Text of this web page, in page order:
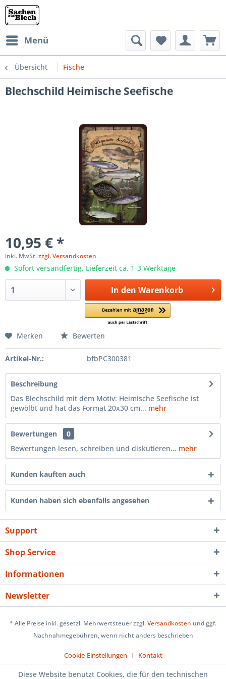
Menü
Übersicht Fische
Blechschild Heimische Seefische
10,95 € *
inkl. MwSt.zzgl. Versandkosten
Sofort versandfertig, Lieferzeit ca. 1-3 Werktage
In den Warenkorb
Merken Bewerten
Artikel-Nr.: bfbPC300381
Beschreibung
Das Blechschild mit dem Motiv: Heimische Seefische ist
gewölbt und hat das Format 20x30 cm... mehr
Bewertungen
0
Bewertungen lesen, schreiben und diskutieren... mehr
Kunden kauften auch
Kunden haben sich ebenfalls angesehen
Support
Shop Service
Informationen
Newsletter
* Alle Preise inkl. gesetzl. Mehrwertsteuer zzgl.Versandkosten und ggf.
Nachnahmegebühren, wenn nicht anders beschrieben
Cookie-Einstellungen Kontakt
Diese Website benutzt Cookies, die für den technischen